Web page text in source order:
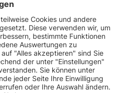
Ibiza 1.9 SDI
Ibiza 1.9 TDI 100 PS
Ibiza 1.9 TDI 130 PS
Ibiza 1.9 TDI 160 PS
Polo 1.2 55 PS